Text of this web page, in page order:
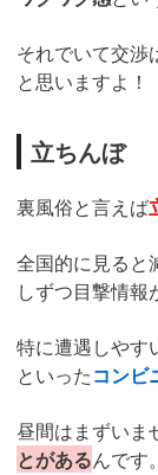
それでいて交渉
と思いますよ！
立ちんぼ
裏風俗と言えば
全国的に見ると
しずつ目撃情報
特に遭遇しやす
といったコンビ
昼間はまずいま
とがあるんです。